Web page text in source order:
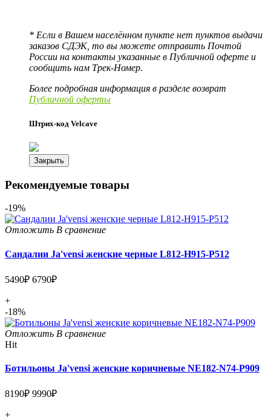
* Если в Вашем населённом пункте нет пунктов выдачи
заказов СДЭК, то вы можете отправить Почтой
России на контакты указанные в Публичной оферте и
сообщить нам Трек-Номер.
Более подробная информация в разделе возврат
Публичной оферты
Штрих-код Velcave
Закрыть
Рекомендуемые товары
-19%
Отложить В сравнение
Сандалии Ja'vensi женские черные L812-H915-P512
5490₽ 6790₽
+
-18%
Отложить В сравнение
Hit
Ботильоны Ja'vensi женские коричневые NE182-N74-P909
8190₽ 9990₽